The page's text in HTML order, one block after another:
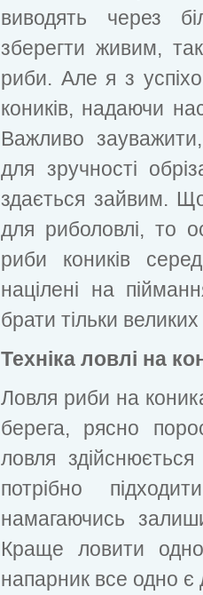
виводять через
зберегти живим,
риби. Але я з
коників, надаючи
Важливо
для зручності
здається зайвим. Що
для риболовлі, то
риби коників
націлені на
брати тільки великих
Техніка ловлі на
Ловля риби на
берега, рясно
ловля
потрібно
намагаючись
Краще ловити
напарник все одно